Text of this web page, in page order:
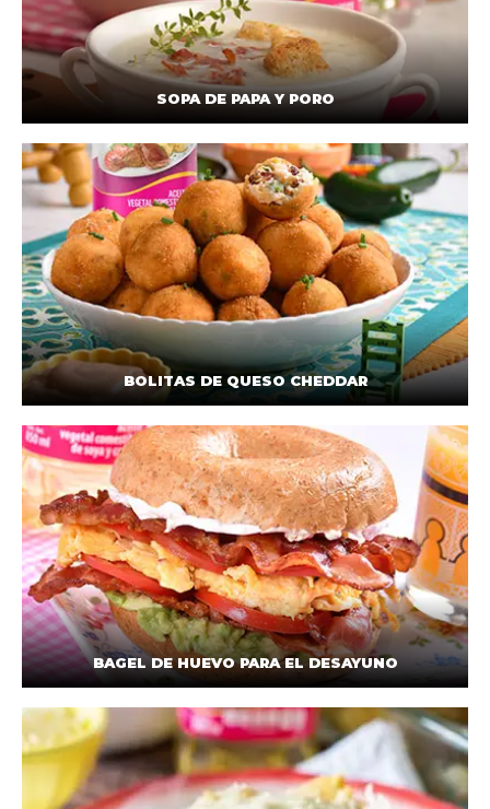
SOPA DE PAPA Y PORO
BOLITAS DE QUESO CHEDDAR
BAGEL DE HUEVO PARA EL DESAYUNO